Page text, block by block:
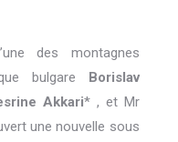
des montagnes
bulgare
Borislav
Akkari* , et Mr
une nouvelle sous